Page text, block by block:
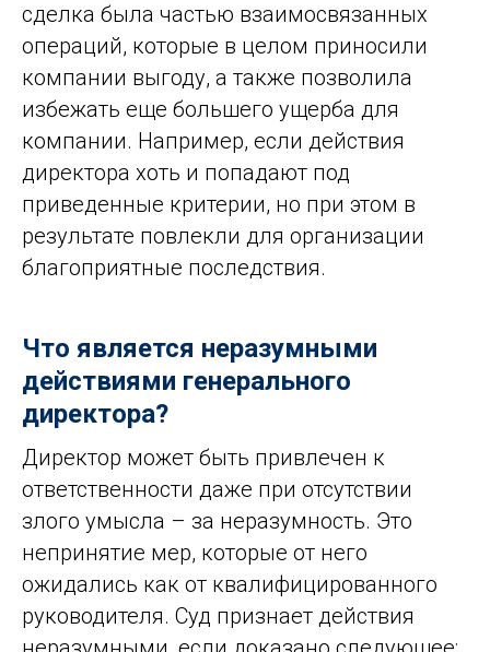
сделка была частью взаимосвязанных
операций, которые в целом приносили
компании выгоду, а также позволила
избежать еще большего ущерба для
компании. Например, если действия
директора хоть и попадают под
приведенные критерии, но при этом в
результате повлекли для организации
благоприятные последствия.
Что является неразумными
действиями генерального
директора?
Директор может быть привлечен к
ответственности даже при отсутствии
злого умысла – за неразумность. Это
непринятие мер, которые от него
ожидались как от квалифицированного
руководителя. Суд признает действия